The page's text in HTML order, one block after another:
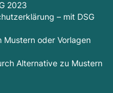
2023
– mit DSG
Mustern oder Vorlagen
Alternative zu Mustern